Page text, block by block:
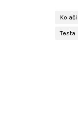
Kolači
Testa